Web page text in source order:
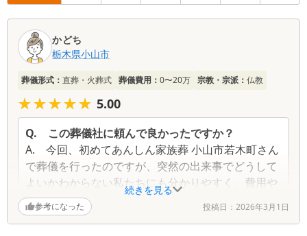
口
続きを見る
かどち
栃木県小山市
葬儀形式： 直葬・火葬式 葬儀費用： 0〜20万 宗教・宗派： 仏教
★★★★★
★★★★★ 5.00
Q. この葬儀社に頼んで良かったですか？
A. 今回、初めてあんしん家族葬 小山市若木町さん
で葬儀を行ったのですが、突然の出来事でどうして
よいかわからない私たちにも分かりやすく、費用や
流れを説明してくださったので安心できました。遺
体の引き取りから葬儀まで迅速に対応して頂き大変
参考になった 投稿日： 2026年3月1日